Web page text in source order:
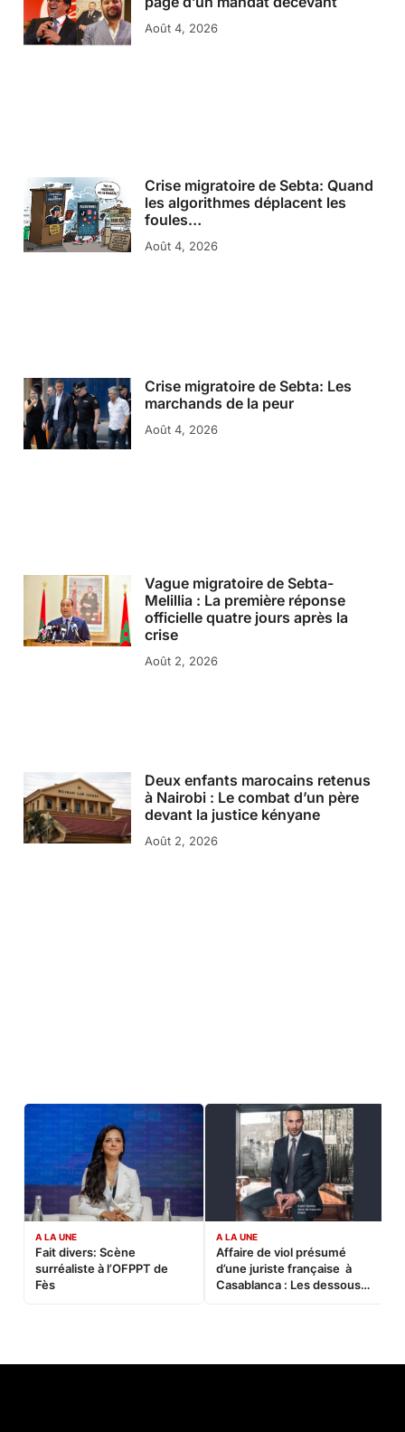
Août 4, 2026
Crise migratoire de Sebta: Quand
les algorithmes déplacent les
foules…
Août 4, 2026
Crise migratoire de Sebta: Les
marchands de la peur
Août 4, 2026
Vague migratoire de Sebta-
Melillia : La première réponse
officielle quatre jours après la
crise
Août 2, 2026
Deux enfants marocains retenus
à Nairobi : Le combat d’un père
devant la justice kényane
Août 2, 2026
A LA UNE
Fait divers: Scène
surréaliste à l’OFPPT de
Fès
A LA UNE
Affaire de viol présumé
d’une juriste française à
Casablanca : Les dessous